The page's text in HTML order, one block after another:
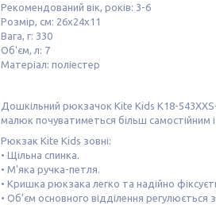
Рекомендований вік, років: 3-6
Розмір, см: 26х24х11
Вага, г: 330
Об'єм, л: 7
Матеріал: поліестер
Дошкільний рюкзачок Kite Kids K18-
малюк почуватиметься більш самостійним
Рюкзак Kite Kids зовні:
• Щільна спинка.
• М'яка ручка-петля.
• Кришка рюкзака легко та надійно
• Об'єм основного відділення